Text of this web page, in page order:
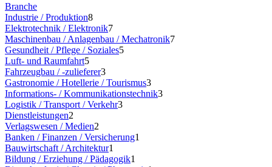
Branche
Industrie / Produktion8
Elektrotechnik / Elektronik7
Maschinenbau / Anlagenbau / Mechatronik7
Gesundheit / Pflege / Soziales5
Luft- und Raumfahrt5
Fahrzeugbau / -zulieferer3
Gastronomie / Hotellerie / Tourismus3
Informations- / Kommunikationstechnik3
Logistik / Transport / Verkehr3
Dienstleistungen2
Verlagswesen / Medien2
Banken / Finanzen / Versicherung1
Bauwirtschaft / Architektur1
Bildung / Erziehung / Pädagogik1